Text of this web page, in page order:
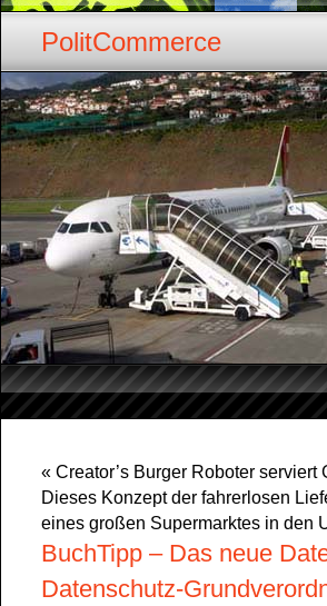
PolitCommerce
« Creator’s Burger Roboter
Dieses Konzept der fahrerlosen
eines großen Supermarktes in den
BuchTipp – Das neue
Datenschutz-